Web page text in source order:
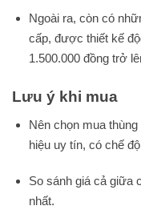
Ngoài ra, còn có
cấp, được thiết kế
1.500.000 đồng trở
Lưu ý khi mua
Nên chọn mua
hiệu uy tín, có chế
So sánh giá cả giữa
nhất.